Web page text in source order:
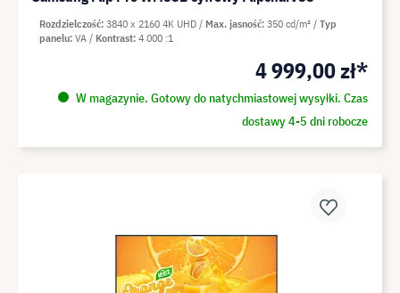
4 999,00 zł*
W magazynie. Gotowy do natychmiastowej wysyłki. Czas
dostawy 4-5 dni robocze
Rozdzielczość 3840 x 2160 4K UHD Max. jasność 350 cd/m²
Typ
panelu VA Kontrast 4 000 :1